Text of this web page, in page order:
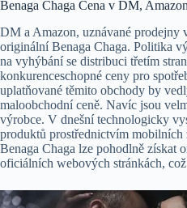
Benaga Chaga Cena v DM, Amazon
DM a Amazon, uznávané prodejny
originální Benaga Chaga. Politika
na vyhýbání se distribuci třetím
konkurenceschopné ceny pro
uplatňované těmito obchody by
maloobchodní ceně. Navíc jsou
výrobce. V dnešní technologicky
produktů prostřednictvím mobilních
Benaga Chaga lze pohodlně získat
oficiálních webových stránkách,